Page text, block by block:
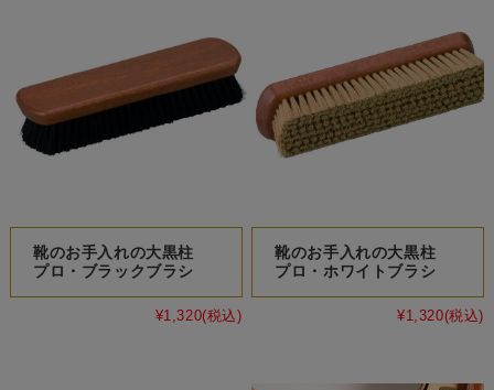
靴のお手入れの大黒柱
プロ・ブラックブラシ
¥1,320(税込)
靴のお手入れの大黒柱
プロ・ホワイトブラシ
¥1,320(税込)